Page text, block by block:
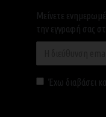
Μείνετε
την εγγραφή σας
Έχω διαβάσει